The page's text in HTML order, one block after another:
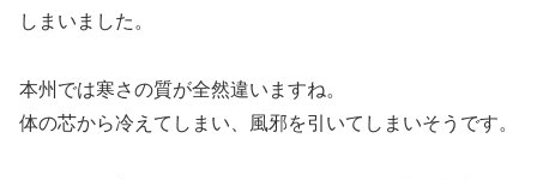
しまいました。
本州では寒さの質が全然違いますね。
体の芯から冷えてしまい、風邪を引いてしまいそうです。